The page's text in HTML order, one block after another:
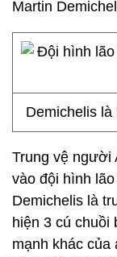
Martin
Demichelis
Trung vệ người
vào đội hình
Demichelis là
hiện 3 cú chuồi
mạnh khác của